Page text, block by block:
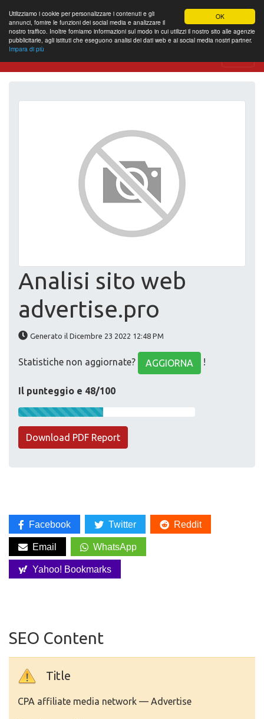
OK
Utilizziamo i cookie per personalizzare i contenuti e gli
annunci, fornire le funzioni dei social media e analizzare il
nostro traffico. Inoltre forniamo informazioni sul modo in cui utilizzi il nostro sito alle agenzie
pubblicitarie, agli istituti che eseguono analisi dei dati web e ai social media nostri partner.
Impara di più
Website Review
Analisi sito web
advertise.pro
Generato il Dicembre 23 2022 12:48 PM
Statistiche non aggiornate? AGGIORNA !
Il punteggio e 48/100
Download PDF Report
Facebook Twitter Reddit
Email WhatsApp
Yahoo! Bookmarks
SEO Content
Title
CPA affiliate media network — Advertise